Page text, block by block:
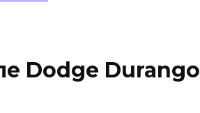
Dodge Durango